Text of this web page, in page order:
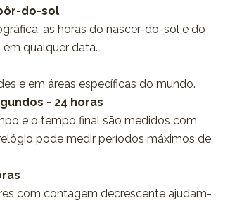
do-sol
as horas do nascer-do-sol e do
qualquer data.
e em áreas específicas do mundo.
- 24 horas
e o tempo final são medidos com
pode medir períodos máximos de
com contagem decrescente ajudam-